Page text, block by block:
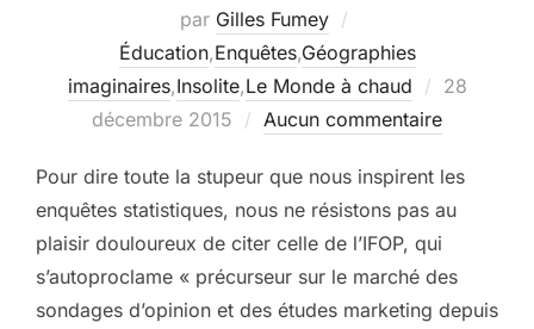
par Gilles Fumey
Éducation,Enquêtes,Géographies
imaginaires,Insolite,Le Monde à chaud
Publié
le
28
décembre 2015
Aucun commentaire
Pour dire toute la stupeur que nous inspirent les
enquêtes statistiques, nous ne résistons pas au
plaisir douloureux de citer celle de l’IFOP, qui
s’autoproclame « précurseur sur le marché des
sondages d’opinion et des études marketing depuis